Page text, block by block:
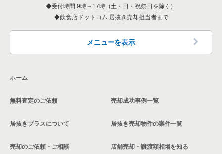
蕨市の飲食店の居抜き売却物件の案件一覧
所沢市の飲食店の居抜き売却物件の案件一覧
川越市の飲食店の居抜き売却物件の案件一覧
和光市の飲食店の居抜き売却物件の案件一覧
東松山市の飲食店の居抜き売却物件の案件一覧
埼玉県の洋食の居抜き売却物件の案件一覧
埼玉県のその他の居抜き売却物件の案件一覧
受付時間 9時～17時（土・日・祝祭日を除く）
飲食店ドットコム 居抜き売却担当者まで
メニューを表示
ホーム
無料査定のご依頼
居抜きプラスについて
売却のご依頼・ご相談
売却成功事例一覧
居抜き売却物件の案件一覧
店舗売却・譲渡額相場を知る